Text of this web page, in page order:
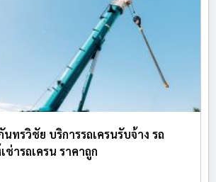
นทรวิชัย บริการรถเครนรับจ้าง รถ
ช่ารถเครน ราคาถูก